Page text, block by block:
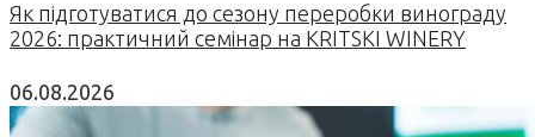
Як підготуватися до сезону переробки винограду
2026: практичний семінар на KRITSKI WINERY
06.08.2026